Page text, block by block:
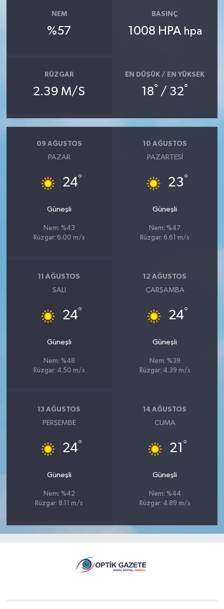
NEM
%57
BASINÇ
1008 HPA hpa
RÜZGAR
2.39 M/S
EN DÜŞÜK / EN YÜKSEK
18° / 32°
09 AĞUSTOS
PAZAR
24°
Güneşli
Nem: %43
Rüzgar: 6.00 m/s
10 AĞUSTOS
PAZARTESI
23°
Güneşli
Nem: %47
Rüzgar: 6.61 m/s
11 AĞUSTOS
SALI
24°
Güneşli
Nem: %48
Rüzgar: 4.50 m/s
12 AĞUSTOS
ÇARŞAMBA
24°
Güneşli
Nem: %39
Rüzgar: 4.39 m/s
13 AĞUSTOS
PERŞEMBE
24°
Güneşli
Nem: %42
Rüzgar: 8.11 m/s
14 AĞUSTOS
CUMA
21 °
Güneşli
Nem: %44
Rüzgar: 4.89 m/s